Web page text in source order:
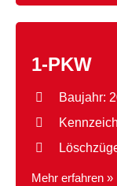
1-PKW
Baujahr:
Mehr erfahren »